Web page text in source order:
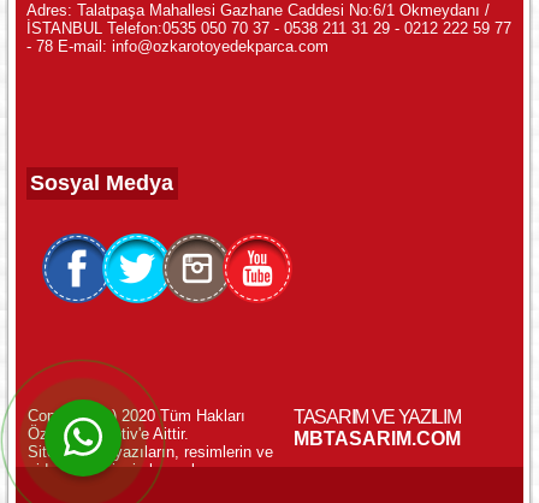
WhatsApp ile Online Destek!
Adres: Talatpaşa Mahallesi Gazhane Caddesi No:6/1 Okmeydanı /
İSTANBUL Telefon:0535 050 70 37 - 0538 211 31 29 - 0212 222 59 77
- 78 E-mail: info@ozkarotoyedekparca.com
Sosyal Medya
Copyright (c) 2020 Tüm Hakları
Özkar Otomotiv'e Aittir.
Sitemizdeki yazıların, resimlerin ve
videoların izinsiz kopyalanması
yasaktır.
TASARIM VE YAZILIM
MBTASARIM.COM